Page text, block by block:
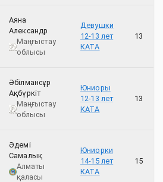
Аяна
Александр
Маңғыстау
облысы
Девушки
12-13 лет
КАТА
13
Әбілмансұр
Ақбүркіт
Маңғыстау
облысы
Юниоры
12-13 лет
КАТА
13
Әдемі
Самалық
Алматы
қаласы
Юниорки
14-15 лет
КАТА
15